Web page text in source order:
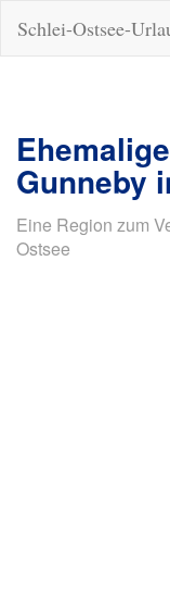
Schlei-Ostsee-
Gunneby
Eine Region zum
Ostsee